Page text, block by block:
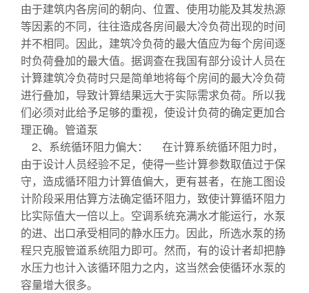
由于建筑内各房间的朝向、位置、使用功能及其发热源
等因素的不同，往往造成各房间最大冷负荷出现的时间
并不相同。因此，建筑冷负荷的最大值应为每个房间逐
时负荷叠加的最大值。据调查在我国有部分设计人员在
计算建筑冷负荷时只是简单地将每个房间的最大冷负荷
进行叠加，导致计算结果远大于实际需求负荷。所以我
们必须对此给予足够的重视，使设计负荷的确定更加合
理正确。管道泵
2、系统循环阻力偏大： 在计算系统循环阻力时，
由于设计人员经验不足，使得一些计算参数取值过于保
守，造成循环阻力计算值偏大，更有甚者，在施工图设
计阶段采用估算方法确定循环阻力，致使计算循环阻力
比实际值大一倍以上。空调系统充满水才能运行，水泵
的进、出口承受相同的静水压力。因此，所选水泵的扬
程只克服管道系统阻力即可。然而，有的设计者却把静
水压力也计入该循环阻力之内，这当然会使循环水泵的
容量增大很多。